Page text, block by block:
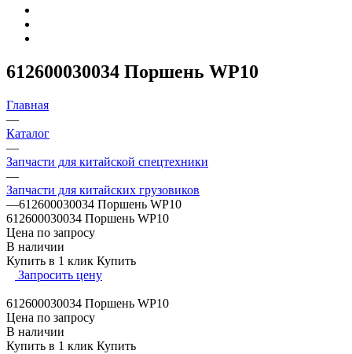
612600030034 Поршень WP10
Главная
—
Каталог
—
Запчасти для китайской спецтехники
—
Запчасти для китайских грузовиков
—612600030034 Поршень WP10
612600030034 Поршень WP10
Цена по запросу
В наличии
Купить в 1 клик Купить
Запросить цену
612600030034 Поршень WP10
Цена по запросу
В наличии
Купить в 1 клик Купить